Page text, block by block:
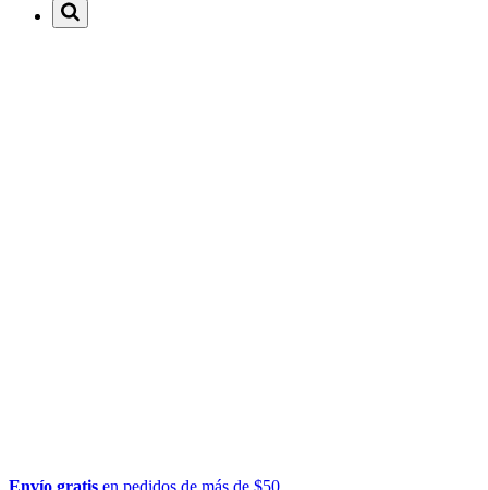
Envío gratis en pedidos de más de $50